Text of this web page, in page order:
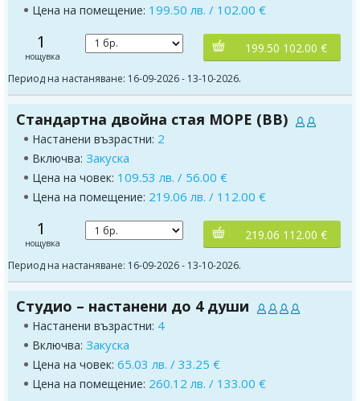
Цена на помещение: 199.50 лв. / 102.00 €
1
нощувка
199.50 102.00 €
Период на настаняване: 16-09-2026 - 13-10-2026.
Стандартна двойна стая МОРЕ (BB)
Настанени възрастни: 2
Включва: Закуска
Цена на човек: 109.53 лв. / 56.00 €
Цена на помещение: 219.06 лв. / 112.00 €
1
нощувка
219.06 112.00 €
Период на настаняване: 16-09-2026 - 13-10-2026.
Студио – настанени до 4 души
Настанени възрастни: 4
Включва: Закуска
Цена на човек: 65.03 лв. / 33.25 €
Цена на помещение: 260.12 лв. / 133.00 €